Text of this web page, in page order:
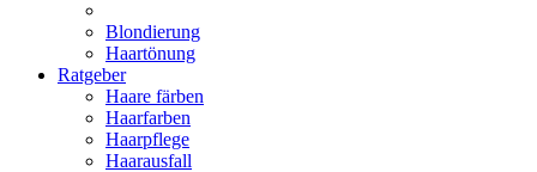
Blondierung
Haartönung
Ratgeber
Haare färben
Haarfarben
Haarpflege
Haarausfall